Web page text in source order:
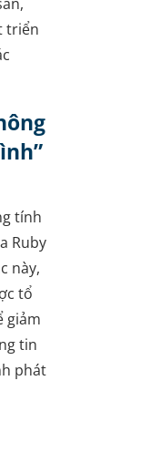
triển
tính
Ruby
này,
tổ
giảm
tin
phát